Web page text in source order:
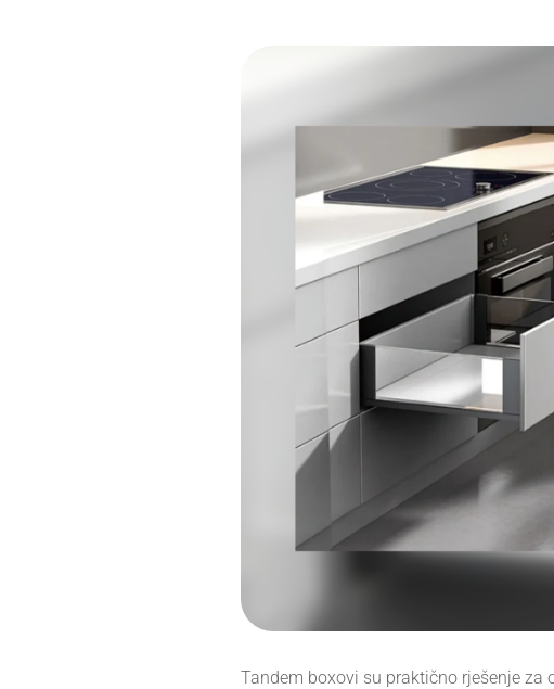
Tandem boxovi su praktično rješenje